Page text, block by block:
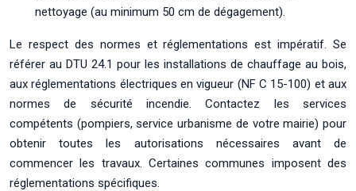
nettoyage (au minimum 50 cm de dégagement).
Le respect des normes et réglementations est impératif. Se
référer au DTU 24.1 pour les installations de chauffage au bois,
aux réglementations électriques en vigueur (NF C 15-100) et aux
normes de sécurité incendie. Contactez les services
compétents (pompiers, service urbanisme de votre mairie) pour
obtenir toutes les autorisations nécessaires avant de
commencer les travaux. Certaines communes imposent des
réglementations spécifiques.